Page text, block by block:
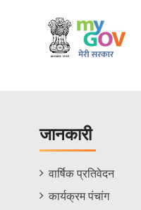
जानकारी
Informations
Menu
वार्षिक प्रतिवेदन
कार्यक्रम पंचांग